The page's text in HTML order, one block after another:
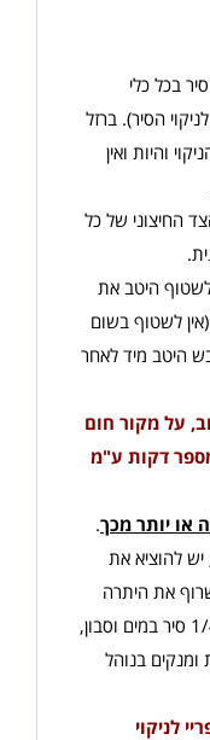
בכל כלי
הסיר). ברזל
והיות ואין
החיצוני של כל
היטב את
לשטוף בשום
היטב מיד לאחר
על מקור חום
דקות ע"מ
או יותר מכך.
להוציא את
את היתרה
על המדורה (לייבש). בבית ממלאים 1/4 סיר במים וסבון,
ומנקים בנוהל
לניקוי